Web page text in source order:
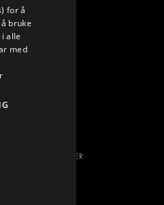
JOBBMULIGHETER
for å
bruke
alle
med